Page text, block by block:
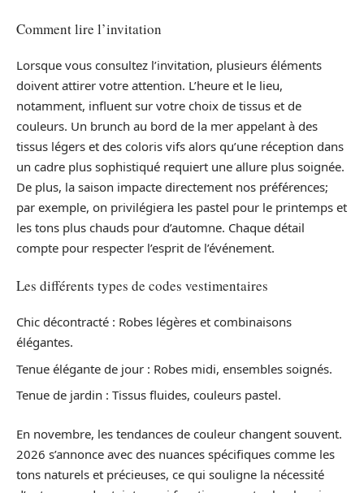
Comment lire l’invitation
Lorsque vous consultez l’invitation, plusieurs éléments
doivent attirer votre attention. L’heure et le lieu,
notamment, influent sur votre choix de tissus et de
couleurs. Un brunch au bord de la mer appelant à des
tissus légers et des coloris vifs alors qu’une réception dans
un cadre plus sophistiqué requiert une allure plus soignée.
De plus, la saison impacte directement nos préférences;
par exemple, on privilégiera les pastel pour le printemps et
les tons plus chauds pour d’automne. Chaque détail
compte pour respecter l’esprit de l’événement.
Les différents types de codes vestimentaires
Chic décontracté : Robes légères et combinaisons
élégantes.
Tenue élégante de jour : Robes midi, ensembles soignés.
Tenue de jardin : Tissus fluides, couleurs pastel.
En novembre, les tendances de couleur changent souvent.
2026 s’annonce avec des nuances spécifiques comme les
tons naturels et précieuses, ce qui souligne la nécessité